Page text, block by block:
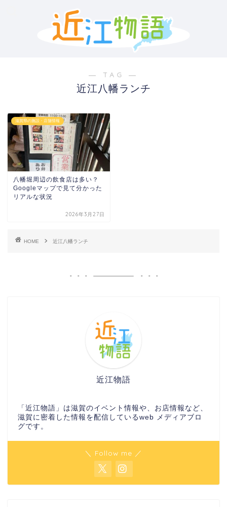
― TAG ―
近江八幡ランチ
滋賀県の施設・店舗情報
八幡堀周辺の飲食店は多い？
Googleマップで見て分かった
リアルな状況
2026年3月27日
HOME 近江八幡ランチ
近江物語
「近江物語」は滋賀のイベント情報や、お店情報など、
滋賀に密着した情報を配信しているweb メディアブロ
グです。
＼ Follow me ／